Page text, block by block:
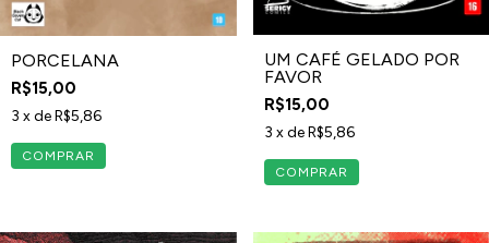
PORCELANA
R$15,00
3 x deR$5,86
UM CAFÉ GELADO POR
FAVOR
R$15,00
3 x deR$5,86